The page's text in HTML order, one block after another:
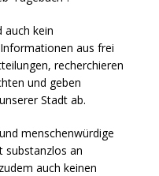
auch kein
aus frei
recherchieren
und geben
Stadt ab.
menschenwürdige
substanzlos an
auch keinen